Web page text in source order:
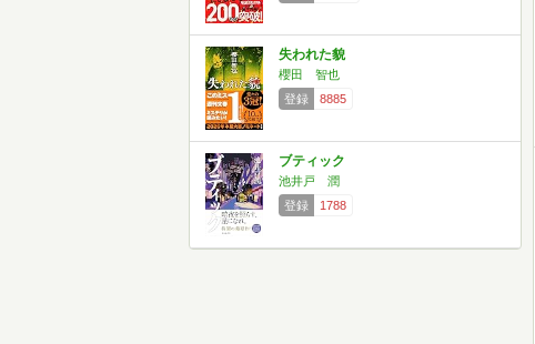
失われた貌
櫻田 智也
登録
8885
ブティック
池井戸 潤
登録
1788